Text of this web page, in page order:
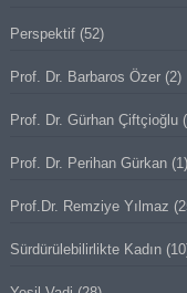
Perspektif(52)
Prof. Dr. Barbaros Özer(2)
Prof. Dr. Gürhan Çiftçioğlu
Prof. Dr. Perihan Gürkan(1)
Prof.Dr. Remziye Yılmaz
Sürdürülebilirlikte Kadın